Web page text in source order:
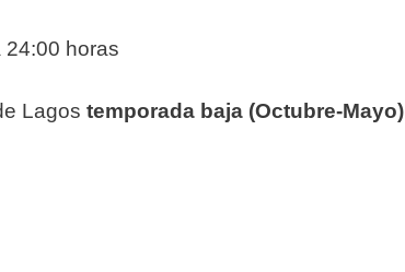
24:00 horas
Lagos temporada baja (Octubre-Mayo)